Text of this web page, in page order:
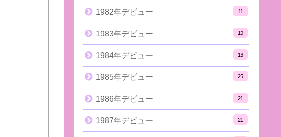
1982年デビュー 11
1983年デビュー 10
1984年デビュー 16
1985年デビュー 25
1986年デビュー 21
1987年デビュー 21